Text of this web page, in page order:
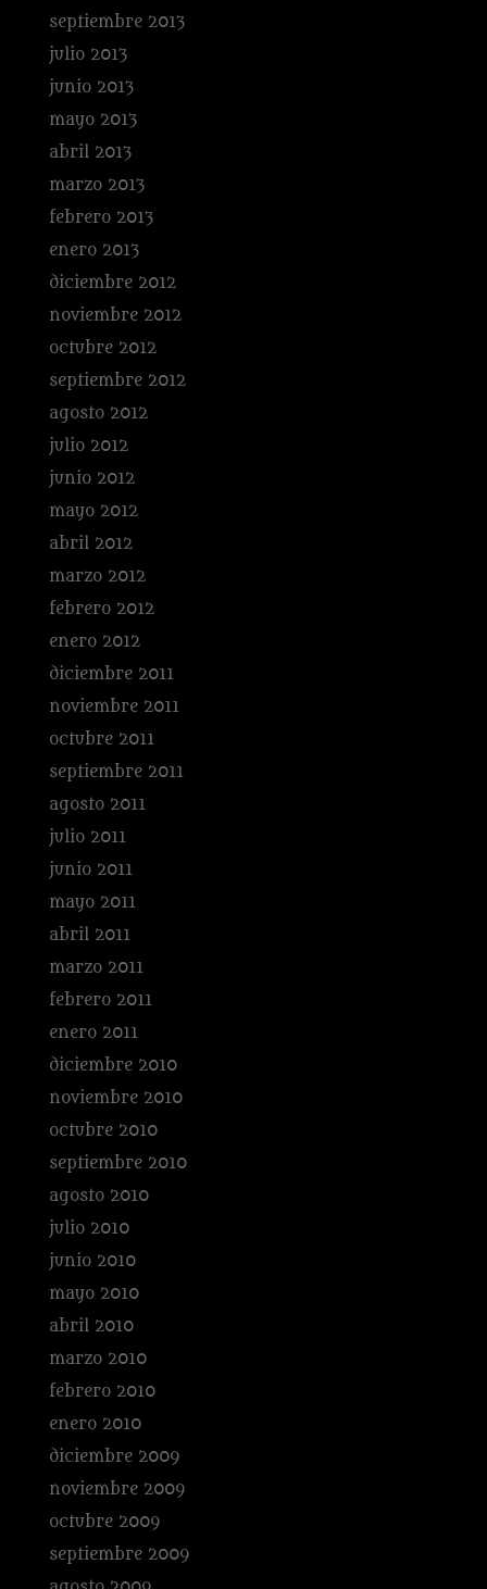
septiembre 2013
julio 2013
junio 2013
mayo 2013
abril 2013
marzo 2013
febrero 2013
enero 2013
diciembre 2012
noviembre 2012
octubre 2012
septiembre 2012
agosto 2012
julio 2012
junio 2012
mayo 2012
abril 2012
marzo 2012
febrero 2012
enero 2012
diciembre 2011
noviembre 2011
octubre 2011
septiembre 2011
agosto 2011
julio 2011
junio 2011
mayo 2011
abril 2011
marzo 2011
febrero 2011
enero 2011
diciembre 2010
noviembre 2010
octubre 2010
septiembre 2010
agosto 2010
julio 2010
junio 2010
mayo 2010
abril 2010
marzo 2010
febrero 2010
enero 2010
diciembre 2009
noviembre 2009
octubre 2009
septiembre 2009